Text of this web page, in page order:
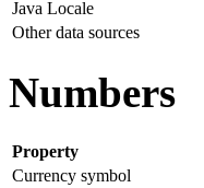
Java Locale
Other data sources
Numbers
Property
Currency symbol